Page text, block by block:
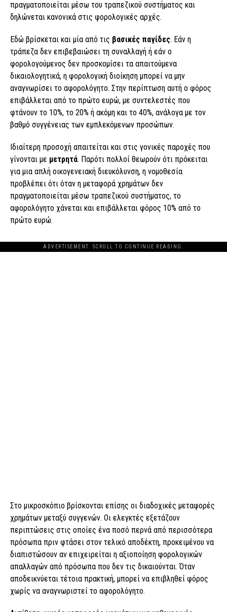
πραγματοποιείται μέσω του τραπεζικού συστήματος και
δηλώνεται κανονικά στις φορολογικές αρχές.
Εδώ βρίσκεται και μία από τις βασικές παγίδες. Εάν η
τράπεζα δεν επιβεβαιώσει τη συναλλαγή ή εάν ο
φορολογούμενος δεν προσκομίσει τα απαιτούμενα
δικαιολογητικά, η φορολογική διοίκηση μπορεί να μην
αναγνωρίσει το αφορολόγητο. Στην περίπτωση αυτή ο φόρος
επιβάλλεται από το πρώτο ευρώ, με συντελεστές που
φτάνουν το 10%, το 20% ή ακόμη και το 40%, ανάλογα με τον
βαθμό συγγένειας των εμπλεκόμενων προσώπων.
Ιδιαίτερη προσοχή απαιτείται και στις γονικές παροχές που
γίνονται με μετρητά. Παρότι πολλοί θεωρούν ότι πρόκειται
για μια απλή οικογενειακή διευκόλυνση, η νομοθεσία
προβλέπει ότι όταν η μεταφορά χρημάτων δεν
πραγματοποιείται μέσω τραπεζικού συστήματος, το
αφορολόγητο χάνεται και επιβάλλεται φόρος 10% από το
πρώτο ευρώ.
ADVERTISEMENT. SCROLL TO CONTINUE READING.
Στο μικροσκόπιο βρίσκονται επίσης οι διαδοχικές μεταφορές
χρημάτων μεταξύ συγγενών. Οι ελεγκτές εξετάζουν
περιπτώσεις στις οποίες ένα ποσό περνά από περισσότερα
πρόσωπα πριν φτάσει στον τελικό αποδέκτη, προκειμένου να
διαπιστώσουν αν επιχειρείται η αξιοποίηση φορολογικών
απαλλαγών από πρόσωπα που δεν τις δικαιούνται. Όταν
αποδεικνύεται τέτοια πρακτική, μπορεί να επιβληθεί φόρος
χωρίς να αναγνωριστεί το αφορολόγητο.